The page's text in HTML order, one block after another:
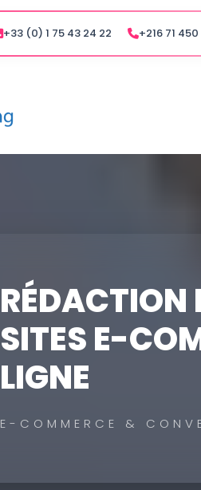
+33 (0) 1 75 43 24 22 +216 71 450
RÉDACTION
SITES E-
LIGNE
E-COMMERCE &